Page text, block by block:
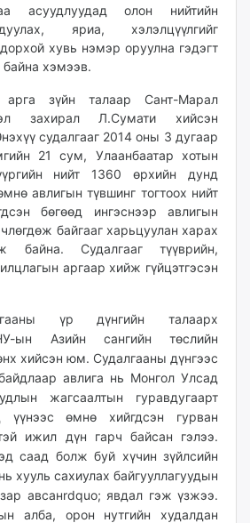
асуудлуудад олон нийтийн
яриа, хэлэлцүүлгийг
хувь нэмэр оруулна гэдэгт
байна хэмээв.
зүйн талаар Сант-Марал
захирал Л.Сумати хийсэн
судалгааг 2014 оны 3 дугаар
21 сум, Улаанбаатар хотын
нийт 1360 өрхийн дунд
авлигын түвшинг тогтоох нийт
бөгөөд ингэснээр авлигын
байгааг харьцуулан харах
байна. Судалгааг түүврийн,
аргаар хийж гүйцэтгэсэн
үр дүнгийн талаарх
ын Азийн сангийн төслийн
хийсэн юм. Судалгааны дүнгээс
авлига нь Монгол Улсад
жагсаалтын гуравдугаарт
үүнээс өмнө хийгдсэн гурван
ижил дүн гарч байсан гэлээ.
саад болж буй хүчин зүйлсийн
хууль сахиулах байгууллагуудын
авсанrdquo; явдал гэж үзжээ.
алба, орон нутгийн худалдан